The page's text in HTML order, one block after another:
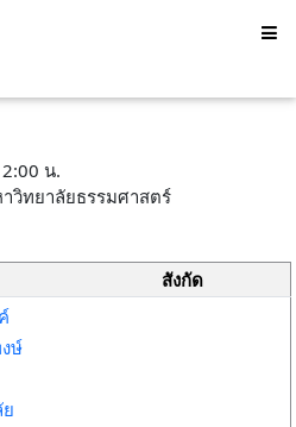
น.
วิทยาลัยธรรมศาสตร์
สังกัด
ษ์